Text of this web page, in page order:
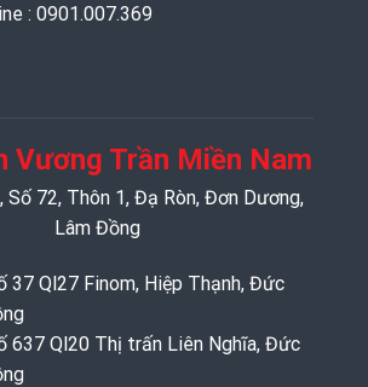
: 0901.007.369
Vương Trần Miền Nam
Số 72, Thôn 1, Đạ Ròn, Đơn Dương,
Lâm Đồng
37 Ql27 Finom, Hiệp Thạnh, Đức
637 Ql20 Thị trấn Liên Nghĩa, Đức